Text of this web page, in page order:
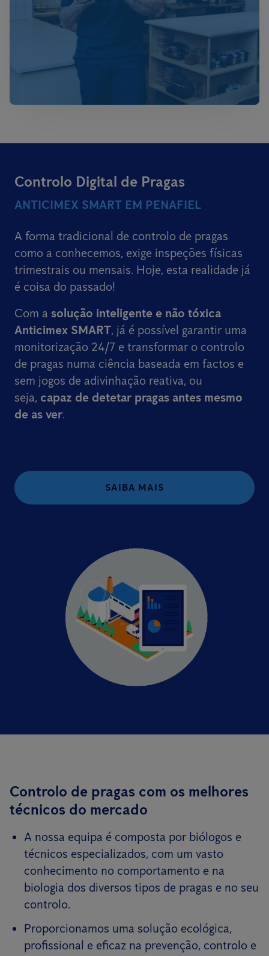
Controlo Digital de Pragas
ANTICIMEX SMART EM PENAFIEL
A forma tradicional de controlo de pragas
como a conhecemos, exige inspeções físicas
trimestrais ou mensais. Hoje, esta realidade já
é coisa do passado!
Com a solução inteligente e não tóxica
Anticimex SMART, já é possível garantir uma
monitorização 24/7 e transformar o controlo
de pragas numa ciência baseada em factos e
sem jogos de adivinhação reativa, ou
seja, capaz de detetar pragas antes mesmo
de as ver.
SAIBA MAIS
Controlo de pragas com os melhores
técnicos do mercado
A nossa equipa é composta por biólogos e
técnicos especializados, com um vasto
conhecimento no comportamento e na
biologia dos diversos tipos de pragas e no seu
controlo.
Proporcionamos uma solução ecológica,
profissional e eficaz na prevenção, controlo e